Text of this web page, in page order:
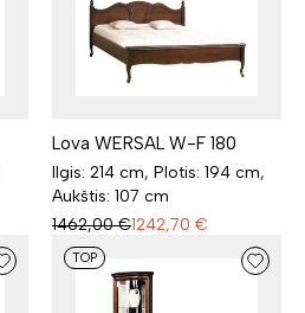
Lova WERSAL W-F 180
Ilgis: 214 cm, Plotis: 194 cm,
Aukštis: 107 cm
1462,00 €1242,70 €
TOP